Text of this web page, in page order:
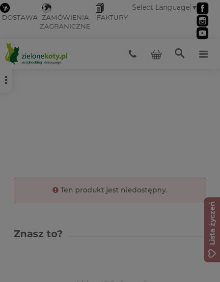
DOSTAWA ZAMÓWIENIA
ZAGRANICZNE
FAKTURY
Select Language ▼
Ten produkt jest niedostępny.
Znasz to? Lista życzeń